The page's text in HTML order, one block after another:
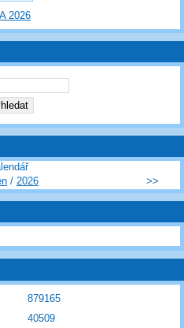
2026
/ 2026 >>
879165
40509